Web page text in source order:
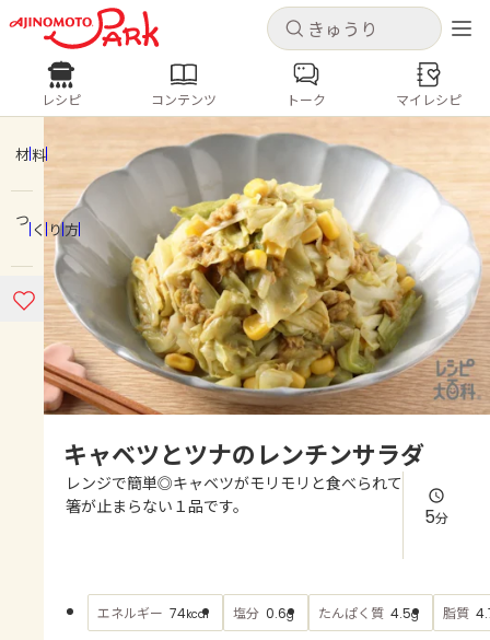
キャンセル
ログインするとレシピを保存できます
ログイン 新規登録
ホーム
コンテンツ
レシピ
よくあるお問い合わせ
AJINOMOTO PARK とは
キャンセル
レシピ コンテンツ
人気の食材・レシピ
きゅうり なす トマト
とうもろこし
ピーマン
みょうが ゴーヤ
レシピ コンテンツ トーク マイレシピ
材料
つくり方
キャベツとツナのレンチンサラダ
レンジで簡単◎キャベツがモリモリと食べられて
箸が止まらない１品です。
5分
エネルギー 74kcal 塩分 0.6g たんぱく質 4.5g 脂質